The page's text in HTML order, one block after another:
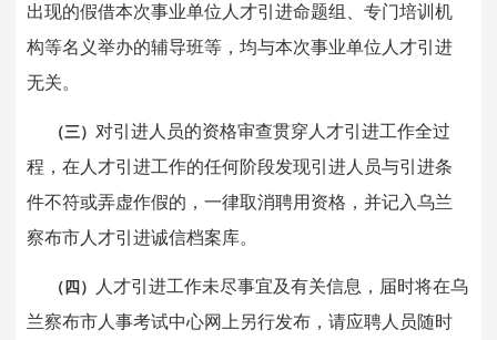
出现的假借本次事业单位人才引进命题组、专门培训机
构等名义举办的辅导班等，均与本次事业单位人才引进
无关。
（三） 对引进人员的资格审查贯穿人才引进工作全过
程，在人才引进工作的任何阶段发现引进人员与引进条
件不符或弄虚作假的，一律取消聘用资格，并记入乌兰
察布市人才引进诚信档案库。
（四） 人才引进工作未尽事宜及有关信息， 届时将在乌
兰察布市人事考试中心网上另行发布，请应聘人员随时